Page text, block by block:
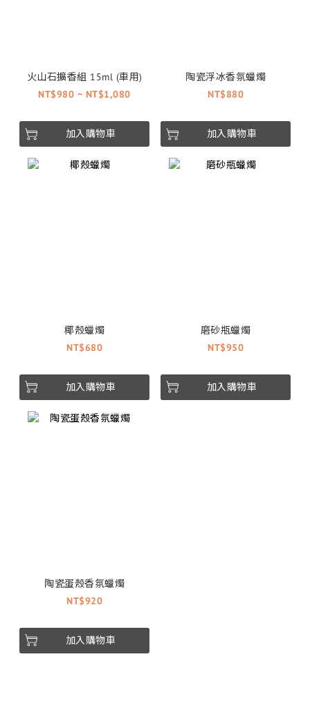
火山石擴香組 15ml (車用)
NT$980 ~ NT$1,080
加入購物車
陶瓷浮冰香氛蠟燭
NT$880
加入購物車
椰殼蠟燭
NT$680
加入購物車
磨砂瓶蠟燭
NT$950
加入購物車
陶瓷蛋殼香氛蠟燭
NT$920
加入購物車